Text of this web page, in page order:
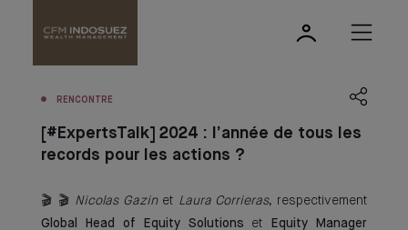
RENCONTRE
[#ExpertsTalk] 2024 : l’année de tous les
records pour les actions ?
🎬 🎬 Nicolas Gazinet Laura Corrieras, respectivement
Global Head of Equity Solutions et
Equity Manager